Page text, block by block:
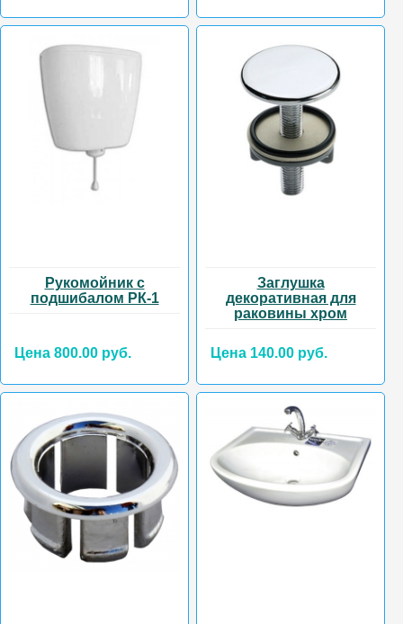
Рукомойник с
подшибалом РК-1
Цена 800.00 руб.
Заглушка
декоративная для
раковины хром
Цена 140.00 руб.